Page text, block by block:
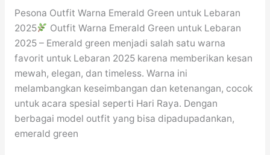
Pesona Outfit Warna Emerald Green untuk Lebaran
2025
Outfit Warna Emerald Green untuk Lebaran
2025 – Emerald green menjadi salah satu warna
favorit untuk Lebaran 2025 karena memberikan kesan
mewah, elegan, dan timeless. Warna ini
melambangkan keseimbangan dan ketenangan, cocok
untuk acara spesial seperti Hari Raya. Dengan
berbagai model outfit yang bisa dipadupadankan,
emerald green